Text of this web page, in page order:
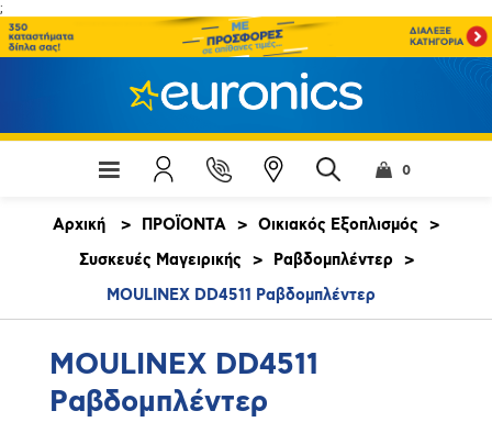
;
0
Αρχική > ΠΡΟΪΟΝΤΑ > Οικιακός Εξοπλισμός
>
Συσκευές Μαγειρικής
> Ραβδομπλέντερ
>
MOULINEX DD4511 Ραβδομπλέντερ
MOULINEX DD4511
Ραβδομπλέντερ